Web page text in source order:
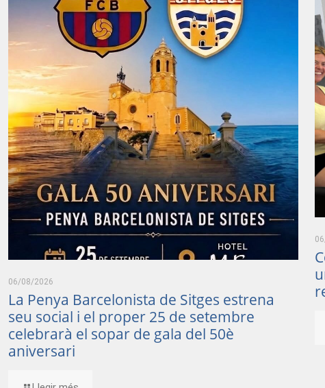
06/08/2026
La Penya Barcelonista de Sitges estrena
seu social i el proper 25 de setembre
celebrarà el sopar de gala del 50è
aniversari